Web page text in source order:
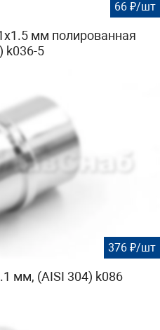
66 ₽/шт
мм полированная
k036-5
376 ₽/шт
мм, (AISI 304) k086